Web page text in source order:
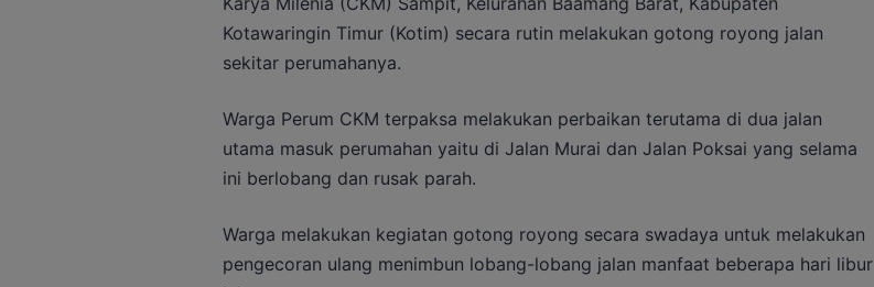
Kotawaringin Timur (Kotim) secara rutin melakukan gotong royong jalan
sekitar perumahanya.
Warga Perum CKM terpaksa melakukan perbaikan terutama di dua jalan
utama masuk perumahan yaitu di Jalan Murai dan Jalan Poksai yang selama
ini berlobang dan rusak parah.
Warga melakukan kegiatan gotong royong secara swadaya untuk melakukan
pengecoran ulang menimbun lobang-lobang jalan manfaat beberapa hari libur